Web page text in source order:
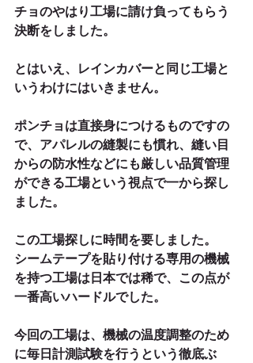
チョのやはり工場に請け負ってもらう
決断をしました。
とはいえ、レインカバーと同じ工場と
いうわけにはいきません。
ポンチョは直接身につけるものですの
で、アパレルの縫製にも慣れ、縫い目
からの防水性などにも厳しい品質管理
ができる工場という視点で一から探し
ました。
この工場探しに時間を要しました。
シームテープを貼り付ける専用の機械
を持つ工場は日本では稀で、この点が
一番高いハードルでした。
今回の工場は、機械の温度調整のため
に毎日計測試験を行うという徹底ぶ